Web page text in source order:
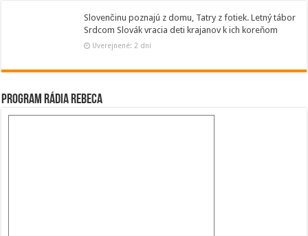
Slovenčinu poznajú z domu, Tatry z fotiek. Letný tábor
Srdcom Slovák vracia deti krajanov k ich koreňom
Uverejnené: 2 dni
Program Rádia Rebeca